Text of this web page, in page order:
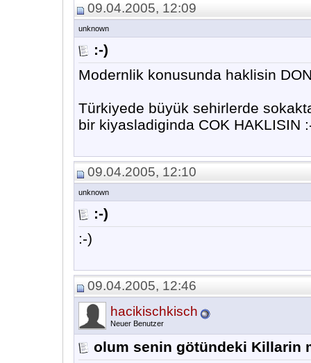
09.04.2005, 12:09
unknown
:-)
Modernlik konusunda haklisin
Türkiyede büyük sehirlerde
bir kiyasladiginda COK HAKLISIN
09.04.2005, 12:10
unknown
:-)
:-)
09.04.2005, 12:46
hacikischkisch
Neuer Benutzer
olum senin götündeki Killarin